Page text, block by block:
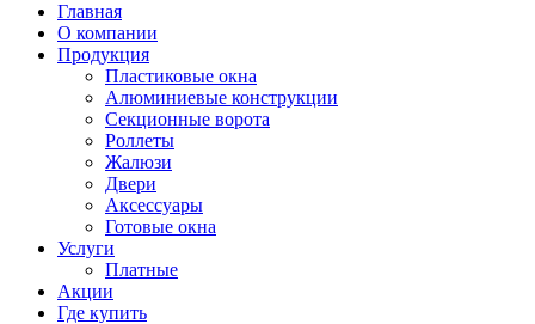
Главная
О компании
Продукция
Пластиковые окна
Алюминиевые конструкции
Секционные ворота
Роллеты
Жалюзи
Двери
Аксессуары
Готовые окна
Услуги
Платные
Акции
Где купить